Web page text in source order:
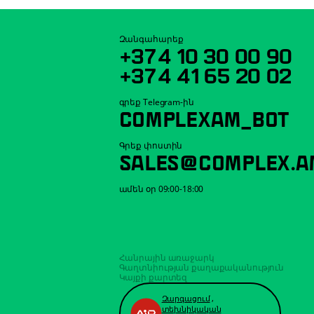
Զանգահարեք
+374 10 30 00 90
+374 41 65 20 02
գրեք Telegram-ին
COMPLEXAM_BOT
Գրեք փոստին
ամեն օր 09:00-18:00
Հանրային առաջարկ
Գաղտնիության քաղաքականություն
Կայքի քարտեզ
Զարգացում,
տեխնիկական